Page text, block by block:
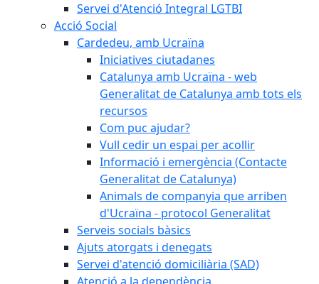
Servei d'Atenció Integral LGTBI
Acció Social
Cardedeu, amb Ucraïna
Iniciatives ciutadanes
Catalunya amb Ucraïna - web
Generalitat de Catalunya amb tots els
recursos
Com puc ajudar?
Vull cedir un espai per acollir
Informació i emergència (Contacte
Generalitat de Catalunya)
Animals de companyia que arriben
d'Ucraïna - protocol Generalitat
Serveis socials bàsics
Ajuts atorgats i denegats
Servei d'atenció domiciliària (SAD)